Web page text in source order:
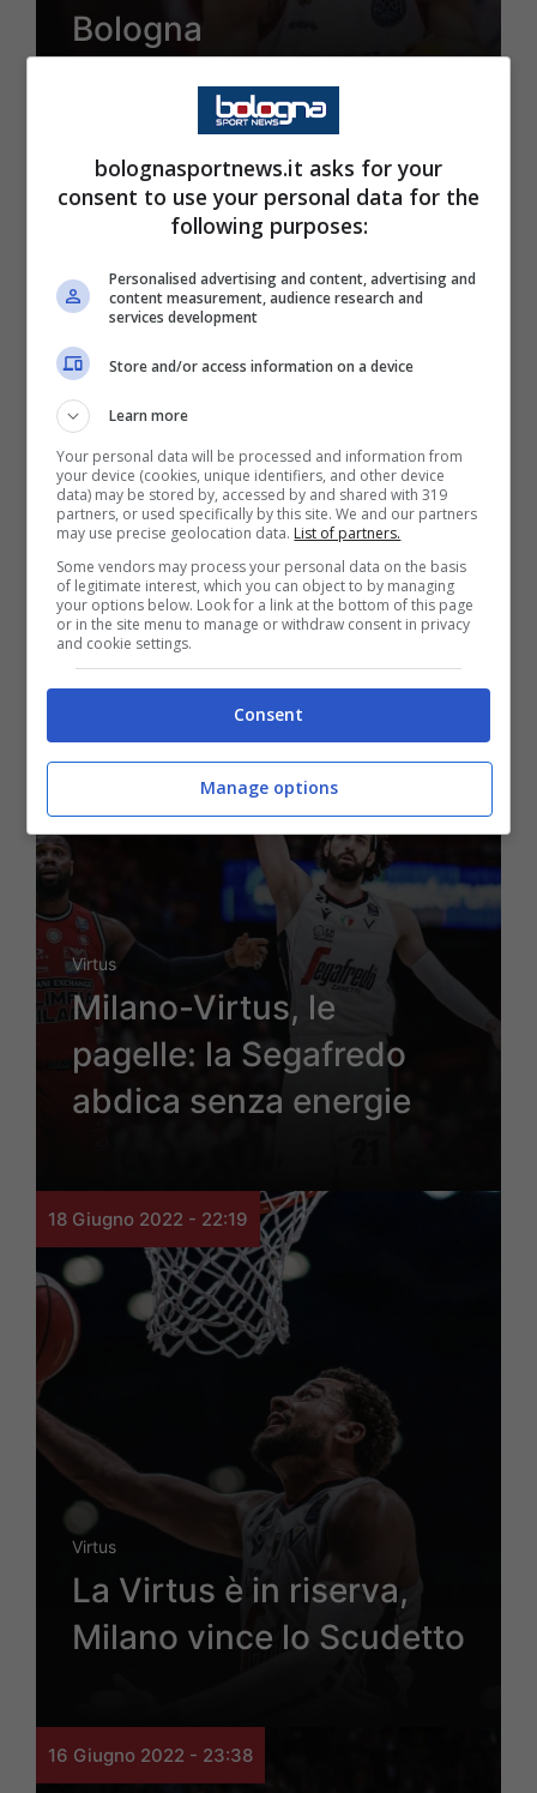
Bologna
Virtus
La Virtus che sarà: il
reparto lunghi
18 Giugno 2022 - 22:48
Virtus
Milano-Virtus, le
pagelle: la Segafredo
abdica senza energie
18 Giugno 2022 - 22:19
Virtus
La Virtus è in riserva,
Milano vince lo Scudetto
16 Giugno 2022 - 23:38
bolognasportnews.it asks for your
consent to use your personal data for the
following purposes:
Personalised advertising and content, advertising and
content measurement, audience research and
services development
Store and/or access information on a device
Learn more
Your personal data will be processed and information from
your device (cookies, unique identifiers, and other device
data) may be stored by, accessed by and shared with 319
partners, or used specifically by this site. We and our partners
may use precise geolocation data. List of partners.
Some vendors may process your personal data on the basis
of legitimate interest, which you can object to by managing
your options below. Look for a link at the bottom of this page
or in the site menu to manage or withdraw consent in privacy
and cookie settings.
Consent
Manage options